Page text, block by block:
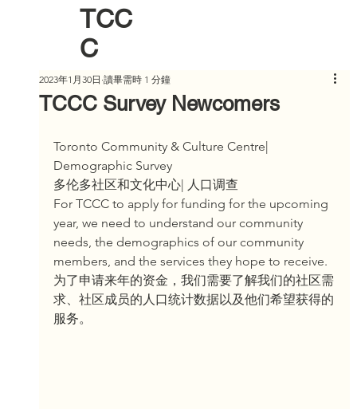
TCC
C
TCCC Survey Newcomers
2023年1月30日 讀畢需時 1 分鐘
Toronto Community & Culture Centre|
Demographic Survey
多伦多社区和文化中心| 人口调查
For TCCC to apply for funding for the upcoming
year, we need to understand our community
needs, the demographics of our community
members, and the services they hope to receive.
为了申请来年的资金，我们需要了解我们的社区需
求、社区成员的人口统计数据以及他们希望获得的
服务。